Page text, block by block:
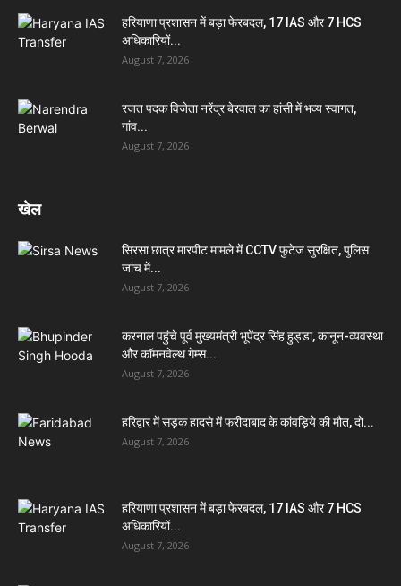
हरियाणा प्रशासन में बड़ा फेरबदल, 17 IAS और 7 HCS
अधिकारियों...
August 7, 2026
रजत पदक विजेता नरेंद्र बेरवाल का हांसी में भव्य स्वागत,
गांव...
August 7, 2026
खेल
सिरसा छात्र मारपीट मामले में CCTV फुटेज सुरक्षित, पुलिस
जांच में...
August 7, 2026
करनाल पहुंचे पूर्व मुख्यमंत्री भूपेंद्र सिंह हुड्डा, कानून-व्यवस्था
और कॉमनवेल्थ गेम्स...
August 7, 2026
हरिद्वार में सड़क हादसे में फरीदाबाद के कांवड़िये की मौत, दो...
August 7, 2026
हरियाणा प्रशासन में बड़ा फेरबदल, 17 IAS और 7 HCS
अधिकारियों...
August 7, 2026